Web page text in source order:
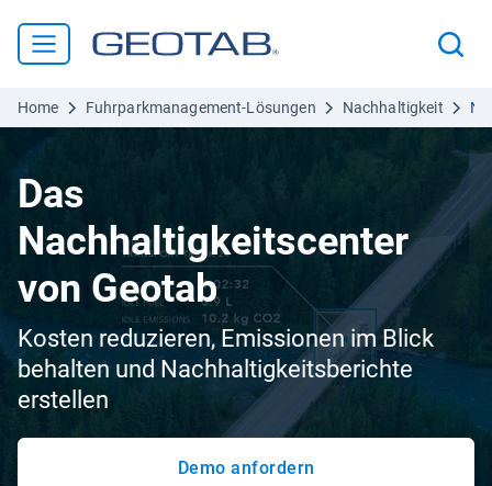
Home Fuhrparkmanagement-Lösungen Nachhaltigkeit
Das
Nachhaltigkeitscenter
von Geotab
Kosten reduzieren, Emissionen im Blick
behalten und Nachhaltigkeitsberichte
erstellen
Demo anfordern